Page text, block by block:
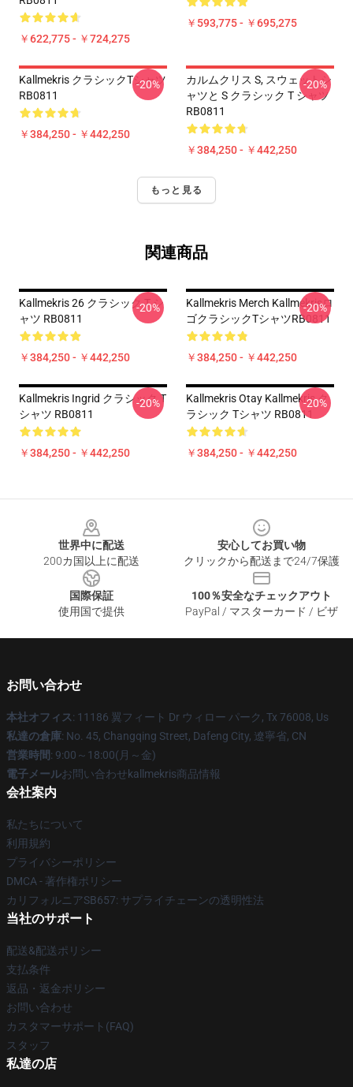
￥622,775 - ￥724,275
￥593,775 - ￥695,275
Kallmekris クラシックTシャツ
RB0811
￥384,250 - ￥442,250
-20%
カルムクリス S, スウェットシ
ャツと S クラシック T シャツ
RB0811
￥384,250 - ￥442,250
-20%
もっと見る
関連商品
Kallmekris 26 クラシック T シ
ャツ RB0811
￥384,250 - ￥442,250
-20%
Kallmekris Merch Kallmekrisロ
ゴクラシックTシャツRB0811
￥384,250 - ￥442,250
-20%
Kallmekris Ingrid クラシック T
シャツ RB0811
￥384,250 - ￥442,250
-20%
Kallmekris Otay Kallmekris ク
ラシック Tシャツ RB0811
￥384,250 - ￥442,250
-20%
世界中に配送
200カ国以上に配送
安心してお買い物
クリックから配送まで24/7保護
国際保証
使用国で提供
100％安全なチェックアウト
PayPal / マスターカード / ビザ
お問い合わせ
本社オフィス: 11186 翼フィート Dr ウィロー パーク, Tx 76008, Us
私達の倉庫: No. 45, Changqing Street, Dafeng City, 遼寧省, CN
営業時間: 9:00～18:00(月～金)
電子メールお問い合わせkallmekris商品情報
会社案内
私たちについて
利用規約
プライバシーポリシー
DMCA - 著作権ポリシー
カリフォルニアSB657: サプライチェーンの透明性法
当社のサポート
配送&配送ポリシー
支払条件
返品・返金ポリシー
お問い合わせ
カスタマーサポート(FAQ)
スタッフ
私達の店